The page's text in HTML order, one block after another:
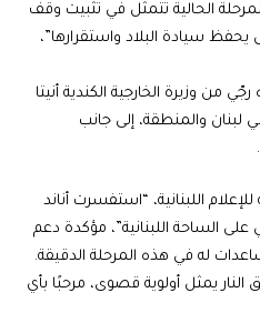
الحالية تتمثل في تثبيت وقف
سيادة البلاد واستقرارها”،
من وزيرة الخارجية الكندية أنيتا
لبنان والمنطقة، إلى جانب
اللبنانية، “استفسرت أناند
على الساحة اللبنانية”، مؤكدة دعم
له في هذه المرحلة الدقيقة.
يمثل أولوية قصوى، مرحبًا بأي